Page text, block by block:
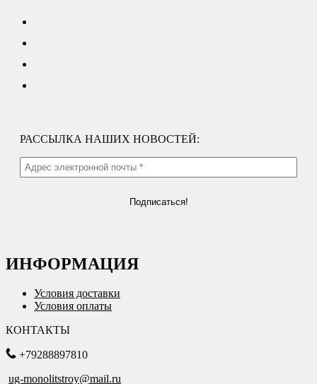
РАССЫЛКА НАШИХ НОВОСТЕЙ:
ИНФОРМАЦИЯ
Условия доставки
Условия оплаты
КОНТАКТЫ
+79288897810
ug-monolitstroy@mail.ru